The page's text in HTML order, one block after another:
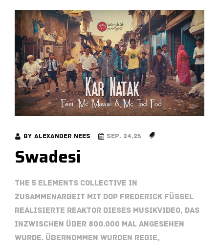
by Alexander Nees Sep. 24,25
Swadesi
The 5 Elements Collective In
Zusammenarbeit mit DOP Frederick Füssel
realisierte REAKTOR dieses Musikvideo, das
inzwischen über 800.000 Mal angesehen
wurde. Übernommen wurden Regie,